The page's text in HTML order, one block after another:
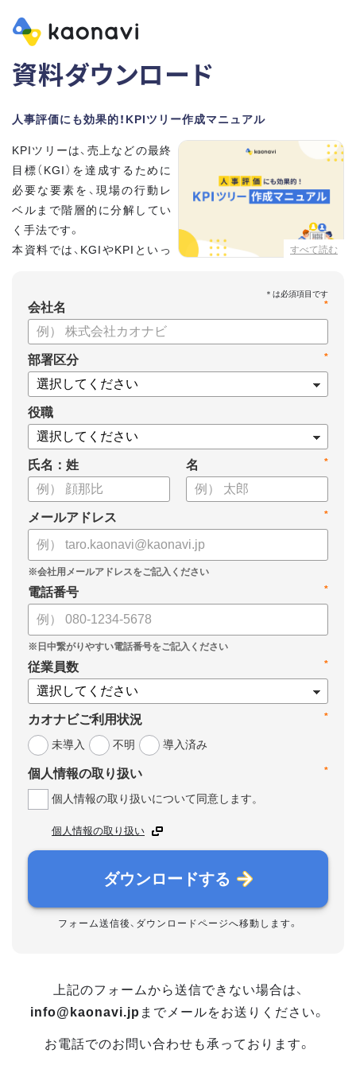
資料ダウンロード
人事評価にも効果的！KPIツリー作成マニュアル
すべて読む
KPIツリーは、売上などの最終
目標（KGI）を達成するために
必要な要素を、現場の行動レ
ベルまで階層的に分解してい
く手法です。
本資料では、KGIやKPIといっ
【資料の内容】
・KGI、KPIなどの用語をおさらい
・KPIツリーの作り方
・業種別のKPIツリー例
*
会社名
*
部署区分
役職
氏名：姓 *
名
*
メールアドレス
*
電話番号
*
従業員数
*
カオナビご利用状況
未導入
不明 導入済み
*
個人情報の取り扱い
個人情報の取り扱いについて同意します。
個人情報の取り扱い
ダウンロードする
フォーム送信後、ダウンロードページへ移動します。
上記のフォームから送信できない場合は、
info@kaonavi.jp までメールをお送りください。
お電話でのお問い合わせも承っております。